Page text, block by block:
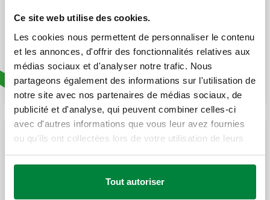
Ce site web utilise des cookies.
Les cookies nous permettent de personnaliser le contenu
et les annonces, d'offrir des fonctionnalités relatives aux
médias sociaux et d'analyser notre trafic. Nous
partageons également des informations sur l'utilisation de
notre site avec nos partenaires de médias sociaux, de
publicité et d'analyse, qui peuvent combiner celles-ci
avec d'autres informations que vous leur avez fournies
ou qu'ils ont collectées lors de votre utilisation de leurs
services.
Tout autoriser
(PICV)
Stabilisateurs automatiques de débit - AUTOFLOW®
Cartouches de rechange AUTOFLOW®
Voir tous les produits
Groupe de raccordement et de régulation pour
unités terminales HVAC
Groupe de raccordement avec dispositif Venturi
Groupe de raccordement sans dispositif Venturi